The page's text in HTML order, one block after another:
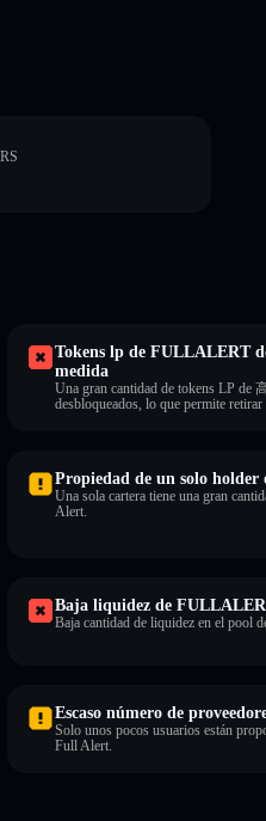
Tokens lp de FULLALERT
medida
Una gran cantidad de tokens LP de
desbloqueados, lo que permite
Propiedad de un solo
Una sola cartera tiene una gran
Alert.
Baja liquidez de
Baja cantidad de liquidez en el pool
Escaso número de
Solo unos pocos usuarios están
Full Alert.